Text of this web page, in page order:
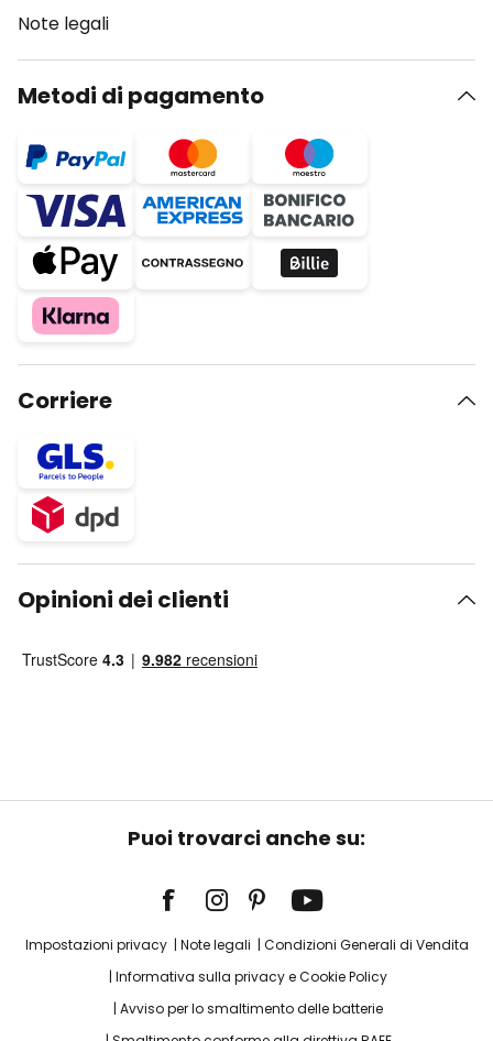
Note legali
Metodi di pagamento
Corriere
Opinioni dei clienti
Puoi trovarci anche su:
Impostazioni privacy Note legali
Condizioni Generali di Vendita
Informativa sulla privacy e Cookie Policy
Avviso per lo smaltimento delle batterie